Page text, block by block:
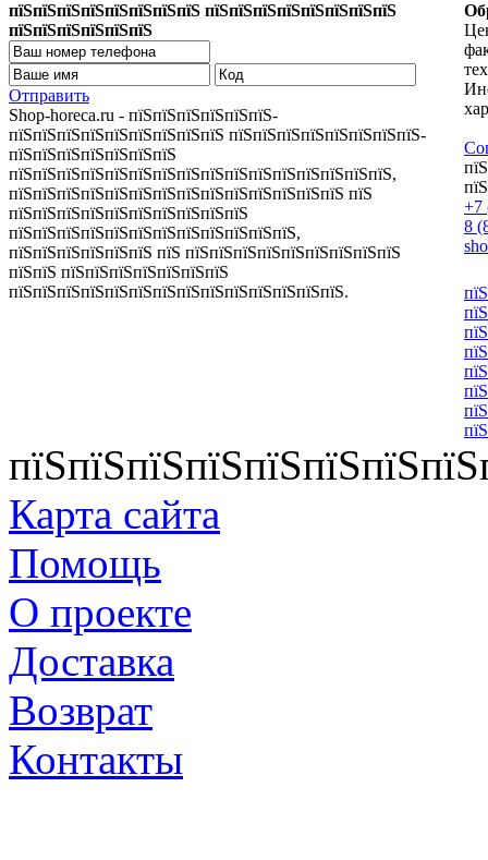
пїЅпїЅпїЅпїЅпїЅпїЅпїЅпїЅ пїЅпїЅпїЅпїЅпїЅпїЅпїЅпїЅ
пїЅпїЅпїЅпїЅпїЅпїЅ
Отправить
Shop-horeca.ru - пїЅпїЅпїЅпїЅпїЅпїЅ-
пїЅпїЅпїЅпїЅпїЅпїЅпїЅпїЅпїЅ пїЅпїЅпїЅпїЅпїЅпїЅпїЅпїЅ-
пїЅпїЅпїЅпїЅпїЅпїЅпїЅ
пїЅпїЅпїЅпїЅпїЅпїЅпїЅпїЅпїЅпїЅпїЅпїЅпїЅпїЅпїЅпїЅ,
пїЅпїЅпїЅпїЅпїЅпїЅпїЅпїЅпїЅпїЅпїЅпїЅпїЅпїЅ пїЅ
пїЅпїЅпїЅпїЅпїЅпїЅпїЅпїЅпїЅпїЅ
пїЅпїЅпїЅпїЅпїЅпїЅпїЅпїЅпїЅпїЅпїЅпїЅ,
пїЅпїЅпїЅпїЅпїЅпїЅ пїЅ пїЅпїЅпїЅпїЅпїЅпїЅпїЅпїЅпїЅ
пїЅпїЅ пїЅпїЅпїЅпїЅпїЅпїЅпїЅ
пїЅпїЅпїЅпїЅпїЅпїЅпїЅпїЅпїЅпїЅпїЅпїЅпїЅпїЅ.
+7
8
Карта сайта
Помощь
О проекте
Доставка
Возврат
Контакты